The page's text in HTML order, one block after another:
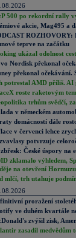
500 po rekordní rally
akcie, Mag495 a
ROZHOVORY:
teprve na začátku
ukázal odolnost
Nordisk překonal
překonal
potrestal AMD příliš. AI
roste raketovým
trhům svědčí,
v německém
domácností dále
v červenci lehce
potvrzuje
České úspory na
zklamalo výhledem,
na otevření Hormuzu
mlčí, trh utahuje
proražení
ve duhém kvartále
zvýšil zisk,
zasadil medvědům